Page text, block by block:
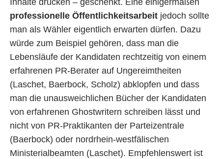
Inhalte drücken – geschenkt. Eine einigermaßen
professionelle Öffentlichkeitsarbeitjedoch sollte
man als Wähler eigentlich erwarten dürfen. Dazu
würde zum Beispiel gehören, dass man die
Lebensläufe der Kandidaten rechtzeitig von einem
erfahrenen PR-Berater auf Ungereimtheiten
(Laschet, Baerbock, Scholz) abklopfen und dass
man die unausweichlichen Bücher der Kandidaten
von erfahrenen Ghostwritern schreiben lässt und
nicht von PR-Praktikanten der Parteizentrale
(Baerbock) oder nordrhein-westfälischen
Ministerialbeamten (Laschet). Empfehlenswert ist